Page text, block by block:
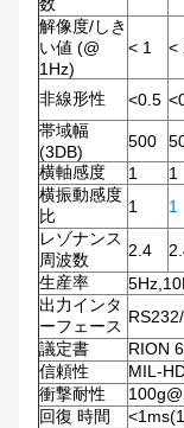
数
解像度/しき
い値 (@
1Hz)
< 1 <
非線形性 <0.5
帯域幅
(3DB)
500
横軸感度
1 1
横振動感度
比
1 1
レゾナンス
周波数
2.4
生産率
出力インタ
ーフェース
議定書
RION
信頼性
MIL-
衝撃耐性
回復 時間